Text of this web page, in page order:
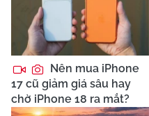
Nên mua iPhone
17 cũ giảm giá sâu hay
chờ iPhone 18 ra mắt?